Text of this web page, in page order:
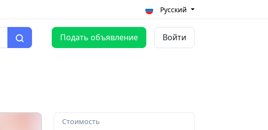
Русский
Подать объявление Войти
Стоимость